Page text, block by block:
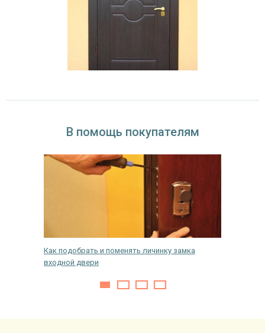
В помощь покупателям
Как подобрать и поменять личинку замка
входной двери